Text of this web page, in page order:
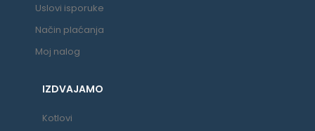
Uslovi isporuke
Način plaćanja
Moj nalog
IZDVAJAMO
Kotlovi